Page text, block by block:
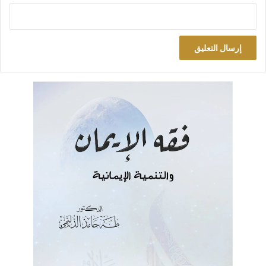
المحضة، ولم أدرك أن وراءها عقلاً حكيماً عميق الفكرة إلا بعد أن
صرت أرى مشاهد القصة تمثل أمامي على مسرح الحياة.. مرات
ومرات!
اعتداءات على جامع محمد فندي الكبيسي وجامع محمد رسول الله،
اتصل بي شخصياً أحد أقطاب التيار في الكاظمية وأقسم لي بالله أن
الذي أخذ المسجد والذي ضرب جامع محمد رسول الله ليس نحن
وإنما هناك جهات سماها لكي توقع بيننا وبين إخوتنا من أهل السنة،
وإن كنا نحن على ثقة من الهيئة (هذا معنى الكلام مقرباً قدر
المستطاع إلى نصه لأن بعض العبارات مفككة ومضطربة وغير
هل يعقل أن جانياً مجرماً مسرفاً في الإجرام يسأل عن جريمته: هل
هو الفاعل أم لا؟ فإذا أنكر، وأقسم على ذلك (خلص) قضي الأمر،